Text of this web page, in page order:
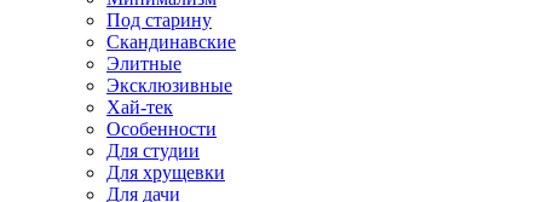
Под старину
Скандинавские
Элитные
Эксклюзивные
Хай-тек
Особенности
Для студии
Для хрущевки
Для дачи